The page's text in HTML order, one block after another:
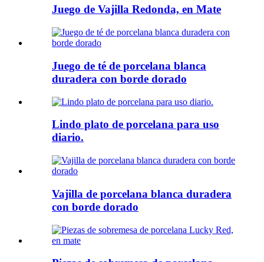
Juego de Vajilla Redonda, en Mate
Juego de té de porcelana blanca
duradera con borde dorado
Lindo plato de porcelana para uso
diario.
Vajilla de porcelana blanca duradera
con borde dorado